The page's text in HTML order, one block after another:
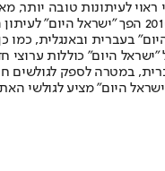
לעיתונות טובה יותר,
תשלום. המהדורה המודפסת הראשונה
היום" כוללות
בעברית, במטרה לספק
היום" מציע לגולשי